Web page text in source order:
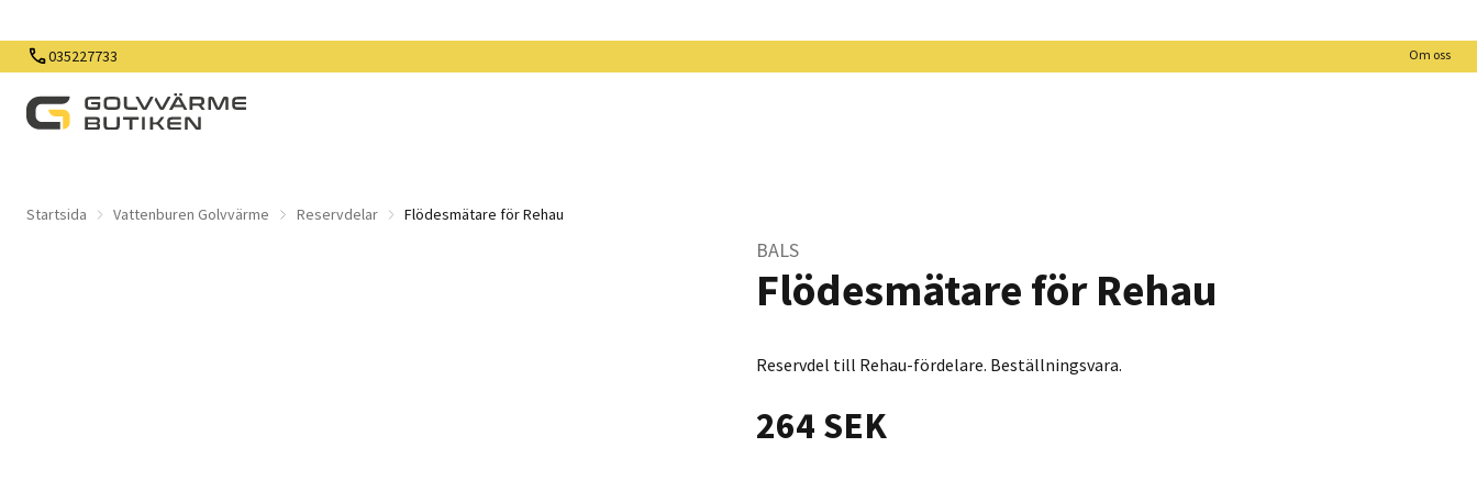
035227733 Om oss
Startsida Vattenburen Golvvärme Reservdelar Flödesmätare för Rehau
BALS
Flödesmätare för Rehau
Reservdel till Rehau-fördelare. Beställningsvara.
264 SEK